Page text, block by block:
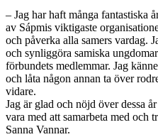
– Jag har haft många fantastiska
av Sápmis viktigaste
och påverka alla samers vardag.
och synliggöra samiska
förbundets medlemmar. Jag
och låta någon annan ta över
vidare.
Jag är glad och nöjd över dessa
vara med att samarbeta med och
Sanna Vannar.